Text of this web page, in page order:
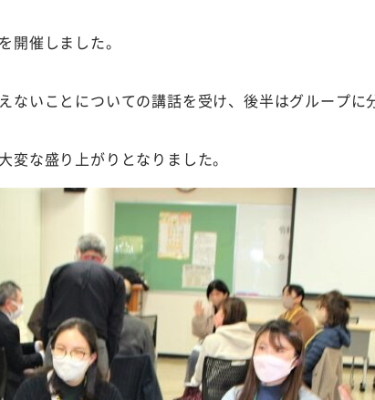
開催しました。
ないことについての講話を受け、後半はグループ
な盛り上がりとなりました。